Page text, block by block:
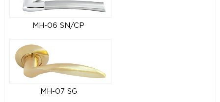
MH-06 SN/CP
MH-07 SG